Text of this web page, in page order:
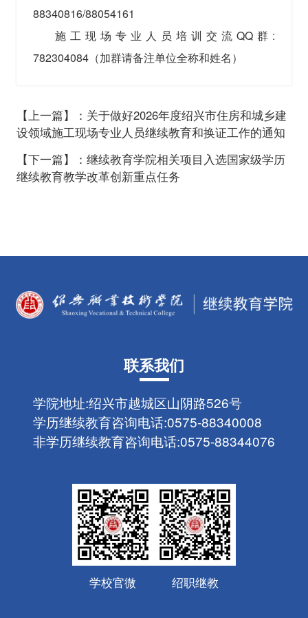
88340816/88054161
施工现场专业人员培训交流QQ群:
782304084（加群请备注单位全称和姓名）
【上一篇】：关于做好2026年度绍兴市住房和城乡建
设领域施工现场专业人员继续教育和换证工作的通知
【下一篇】：继续教育学院相关项目入选国家级学历
继续教育教学改革创新重点任务
联系我们
学院地址:绍兴市越城区山阴路526号
学历继续教育咨询电话:0575-88340008
非学历继续教育咨询电话:0575-88344076
学校官微 绍职继教